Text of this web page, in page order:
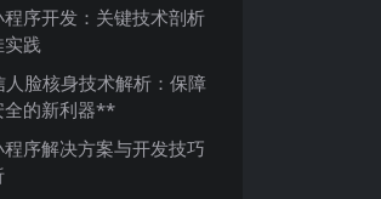
序开发：关键技术剖析
实践
脸核身技术解析：保障
全的新利器**
序解决方案与开发技巧